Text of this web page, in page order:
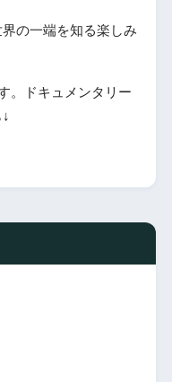
の一端を知る楽しみ
。ドキュメンタリー